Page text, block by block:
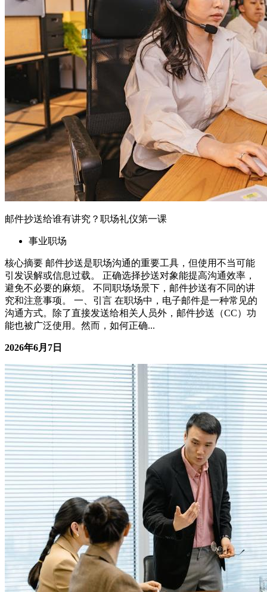
事业职场
核心摘要 邮件抄送是职场沟通的重要工具，但使用不当可能
引发误解或信息过载。 正确选择抄送对象能提高沟通效率，
避免不必要的麻烦。 不同职场场景下，邮件抄送有不同的讲
究和注意事项。 一、引言 在职场中，电子邮件是一种常见的
沟通方式。除了直接发送给相关人员外，邮件抄送（CC）功
能也被广泛使用。然而，如何正确...
2026年6月7日
别让“AI选人”取代你的判断，识别人才的三个关键维度
事业职场
核心摘要 AI筛选工具擅长处理"可量化"维度，但在判断候选
人的深层动机、文化适配性和成长潜力时，仍需要人类决策者
介入。 识别高绩效人才应聚焦三个关键维度：能力匹配度
（Can Do）、意愿稳定性（Will Do）、组织契合度（Should
Do）。 规范性分析工具的核心价值不是替代人做决策，而是
将人才判断从"直...
2026年6月22日
06-22 更新